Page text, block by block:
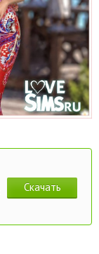
Скачать